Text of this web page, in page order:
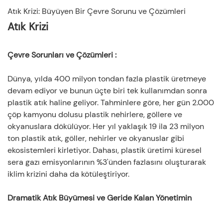
◆ Çöp Krizi: Çevresel Bozulmanın Gizli Nedeni
◆ Hava Kalitesinin Görünmez Katili
Kaynak İsrafı: Sürdürülebilirliğin Bir Zorluğu
Atık Krizi: Büyüyen Bir Çevre Sorunu ve Çözümleri
Atık Krizi
Çevre Sorunları ve Çözümleri:
Dünya, yılda 400 milyon tondan fazla plastik üretmeye
devam ediyor ve bunun üçte biri tek kullanımdan sonra
plastik atık haline geliyor. Tahminlere göre, her gün 2.000
çöp kamyonu dolusu plastik nehirlere, göllere ve
okyanuslara dökülüyor. Her yıl yaklaşık 19 ila 23 milyon
ton plastik atık, göller, nehirler ve okyanuslar gibi
ekosistemleri kirletiyor. Dahası, plastik üretimi küresel
sera gazı emisyonlarının %3'ünden fazlasını oluşturarak
iklim krizini daha da kötüleştiriyor.
Dramatik Atık Büyümesi ve Geride Kalan Yönetimin